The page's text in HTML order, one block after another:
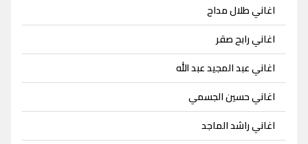
اغاني طلال مداح
اغاني رابح صقر
اغاني عبد المجيد عبد الله
اغاني حسين الجسمي
اغاني راشد الماجد